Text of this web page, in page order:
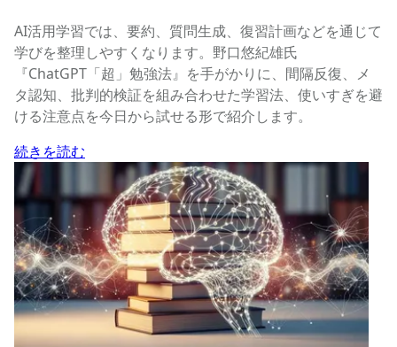
AI活用学習では、要約、質問生成、復習計画などを通じて
学びを整理しやすくなります。野口悠紀雄氏
『ChatGPT「超」勉強法』を手がかりに、間隔反復、メ
タ認知、批判的検証を組み合わせた学習法、使いすぎを避
ける注意点を今日から試せる形で紹介します。
続きを読む